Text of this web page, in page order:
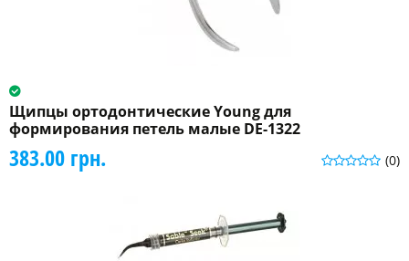
Щипцы ортодонтические Young для
формирования петель малые DE-1322
(0)
383.00 грн.